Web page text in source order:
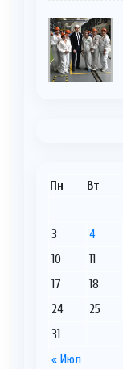
Пн Вт
« Июл
3
4
10
11
17
18
24
25
31